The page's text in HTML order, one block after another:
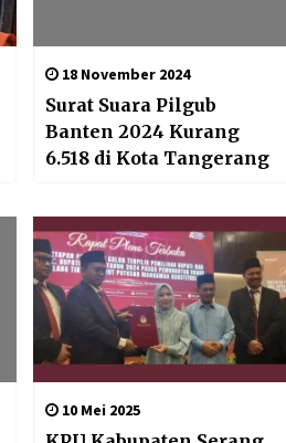
18 November 2024
Surat Suara Pilgub
Banten 2024 Kurang
6.518 di Kota Tangerang
10 Mei 2025